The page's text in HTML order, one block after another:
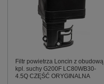
Filtr powietrza Loncin z obudową
kpl. suchy G200F LC80WB30-
4.5Q CZĘŚĆ ORYGINALNA